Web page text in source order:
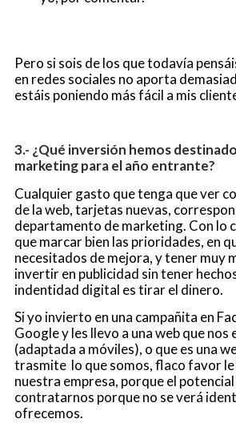
Pero si sois de los que todavía
en redes sociales no aporta
estáis poniendo más fácil a mis
3.- ¿Qué inversión hemos
marketing para el año entrante?
Cualquier gasto que tenga que ver
de la web, tarjetas nuevas,
departamento de marketing. Con lo
que marcar bien las prioridades, en
necesitados de mejora, y tener muy
invertir en publicidad sin tener
indentidad digital es tirar el dinero.
Si yo invierto en una campañita en
Google y les llevo a una web que nos
(adaptada a móviles), o que es una
trasmite lo que somos, flaco favor le
nuestra empresa, porque el
contratarnos porque no se verá
ofrecemos.